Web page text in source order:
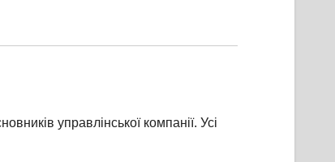
управлінської компанії. Усі